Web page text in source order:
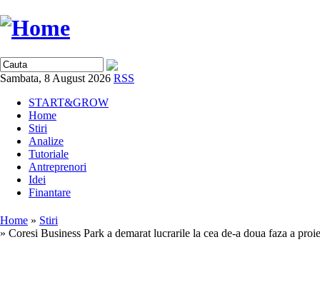
Sambata, 8 August 2026 RSS
START&GROW
Home
Stiri
Analize
Tutoriale
Antreprenori
Idei
Finantare
Home » Stiri
» Coresi Business Park a demarat lucrarile la cea de-a doua faza a